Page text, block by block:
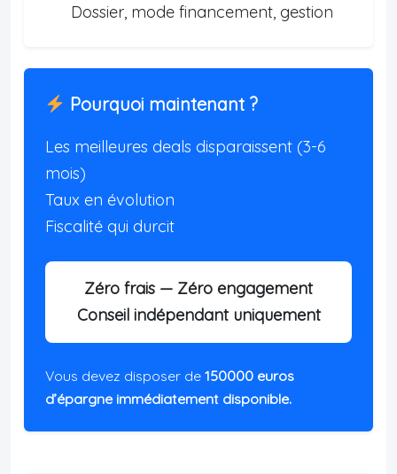
Dossier, mode financement, gestion
Pourquoi maintenant ?
Les meilleures deals disparaissent (3-6
mois)
Taux en évolution
Fiscalité qui durcit
Zéro frais — Zéro engagement
Conseil indépendant uniquement
Vous devez disposer de 150000 euros
d’épargne immédiatement disponible.